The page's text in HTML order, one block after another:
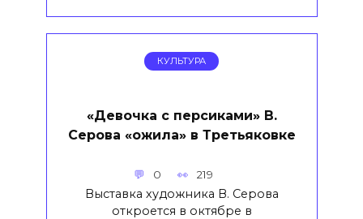
КУЛЬТУРА
«Девочка с персиками» В.
Серова «ожила» в Третьяковке
0 219
Выставка художника В. Серова
откроется в октябре в